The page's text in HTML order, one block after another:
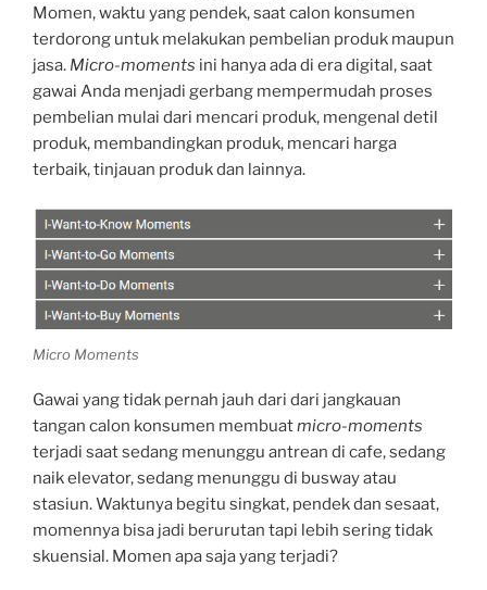
Momen, waktu yang pendek, saat calon konsumen
terdorong untuk melakukan pembelian produk maupun
jasa. Micro-moments ini hanya ada di era digital, saat
gawai Anda menjadi gerbang mempermudah proses
pembelian mulai dari mencari produk, mengenal detil
produk, membandingkan produk, mencari harga
terbaik, tinjauan produk dan lainnya.
Micro Moments
Gawai yang tidak pernah jauh dari dari jangkauan
tangan calon konsumen membuatmicro-moments
terjadi saat sedang menunggu antrean di cafe, sedang
naik elevator, sedang menunggu di busway atau
stasiun. Waktunya begitu singkat, pendek dan sesaat,
momennya bisa jadi berurutan tapi lebih sering tidak
skuensial. Momen apa saja yang terjadi?